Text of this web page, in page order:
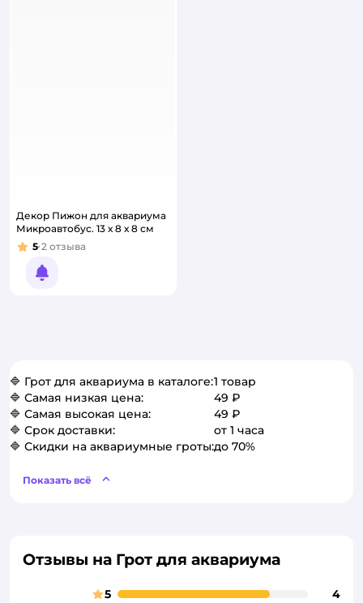
Декор Пижон для аквариума
Микроавтобус. 13 х 8 х 8 см
Рейтинг:
5 2 отзыва
Уведомить о появлении
🔷 Грот для аквариума в каталоге:1 товар
🔷 Самая низкая цена:
49 ₽
🔷 Самая высокая цена:
49 ₽
🔷 Срок доставки:
от 1 часа
🔷 Скидки на аквариумные гроты:до 70%
Показать всё
Отзывы на Грот для аквариума
5
4